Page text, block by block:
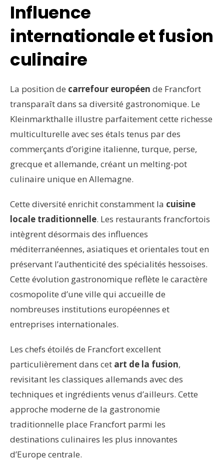
Influence
internationale et fusion
culinaire
La position de carrefour européen de Francfort
transparaît dans sa diversité gastronomique. Le
Kleinmarkthalle illustre parfaitement cette richesse
multiculturelle avec ses étals tenus par des
commerçants d’origine italienne, turque, perse,
grecque et allemande, créant un melting-pot
culinaire unique en Allemagne.
Cette diversité enrichit constamment la cuisine
locale traditionnelle. Les restaurants francfortois
intègrent désormais des influences
méditerranéennes, asiatiques et orientales tout en
préservant l’authenticité des spécialités hessoises.
Cette évolution gastronomique reflète le caractère
cosmopolite d’une ville qui accueille de
nombreuses institutions européennes et
entreprises internationales.
Les chefs étoilés de Francfort excellent
particulièrement dans cet art de la fusion,
revisitant les classiques allemands avec des
techniques et ingrédients venus d’ailleurs. Cette
approche moderne de la gastronomie
traditionnelle place Francfort parmi les
destinations culinaires les plus innovantes
d’Europe centrale.